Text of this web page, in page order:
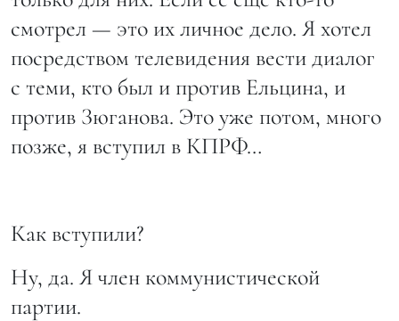
смотрел — это их личное дело. Я хотел
посредством телевидения вести диалог
с теми, кто был и против Ельцина, и
против Зюганова. Это уже потом, много
позже, я вступил в КПРФ…
Как вступили?
Ну, да. Я член коммунистической
партии.